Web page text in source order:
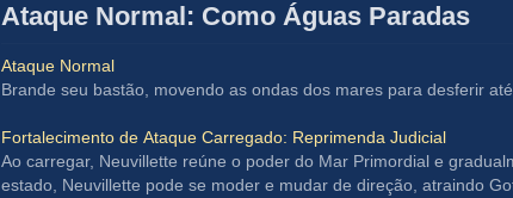
Ataque Normal: Como Águas Paradas
Ataque Normal
Brande seu bastão, movendo as ondas dos mares para desferir
Fortalecimento de Ataque Carregado: Reprimenda Judicial
Ao carregar, Neuvillette reúne o poder do Mar Primordial e
estado, Neuvillette pode se moder e mudar de direção, atraindo